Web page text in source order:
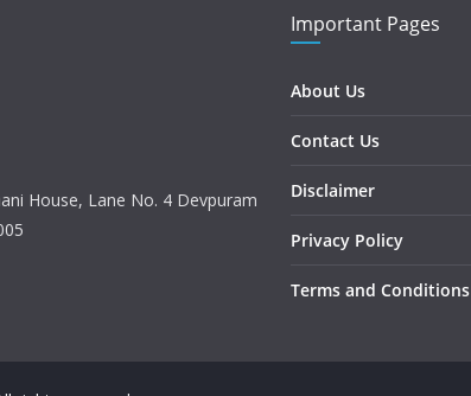
House, Lane No. 4 Devpuram
Important Pages
About Us
Contact Us
Disclaimer
Privacy Policy
Terms and Conditions